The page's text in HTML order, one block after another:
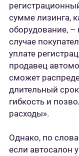
сумме лизинга,
оборудование,
случае
уплате
продавец
сможет
длительный
гибкость и
расходы».
Однако, по
если автосалон